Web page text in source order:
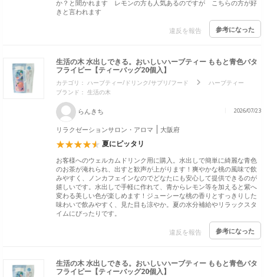
か？と聞かれます レモンの方も人気あるのですが こちらの方が好
きと言われます
違反を報告 参考になった
生活の木 水出しできる。おいしいハーブティー ももと青色バタ
フライピー【ティーバッグ20個入】
カテゴリ： ハーブティー/ドリンク/サプリ/フード
ハーブティー
ブランド： 生活の木
らんきち 2026/07/23
リラクゼーションサロン・アロマ 大阪府
夏にピッタリ
​お客様へのウェルカムドリンク用に購入。水出しで簡単に綺麗な青色
のお茶が淹れられ、出すと歓声が上がります！爽やかな桃の風味で飲
みやすく、ノンカフェインなのでどなたにも安心して提供できるのが
嬉しいです。水出しで手軽に作れて、青からレモン等を加えると紫へ
変わる美しい色が楽しめます！ジューシーな桃の香りとすっきりした
味わいで飲みやすく、見た目も涼やか。夏の水分補給やリラックスタ
イムにぴったりです。
違反を報告 参考になった
生活の木 水出しできる。おいしいハーブティー ももと青色バタ
フライピー【ティーバッグ20個入】